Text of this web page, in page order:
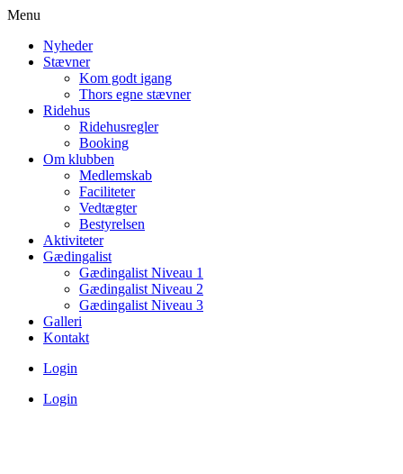
Menu
Nyheder
Stævner
Kom godt igang
Thors egne stævner
Ridehus
Ridehusregler
Booking
Om klubben
Medlemskab
Faciliteter
Vedtægter
Bestyrelsen
Aktiviteter
Gædingalist
Gædingalist Niveau 1
Gædingalist Niveau 2
Gædingalist Niveau 3
Galleri
Kontakt
Login
Login